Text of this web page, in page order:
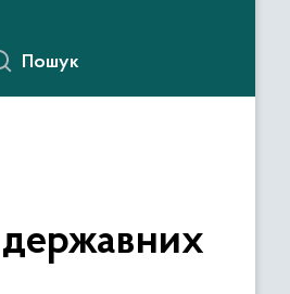
Пошук
державних